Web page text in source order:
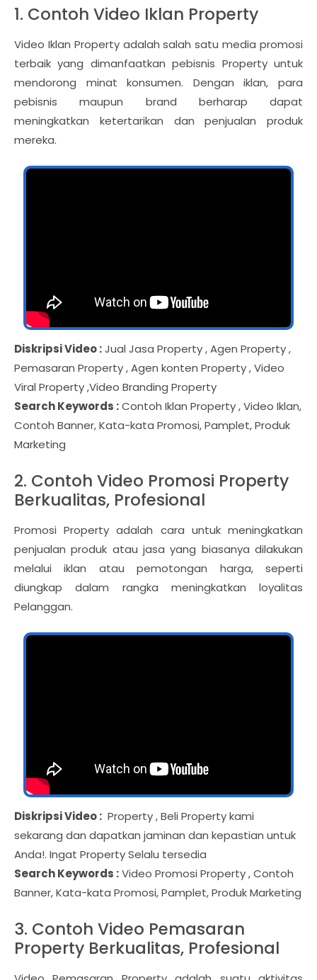
1. Contoh Video Iklan Property
Video Iklan Property adalah salah satu media promosi
terbaik yang dimanfaatkan pebisnis Property untuk
mendorong minat konsumen. Dengan iklan, para
pebisnis maupun brand berharap dapat
meningkatkan ketertarikan dan penjualan produk
mereka.
Diskripsi Video :Jual Jasa Property , Agen Property ,
Pemasaran Property , Agen konten Property , Video
Viral Property ,Video Branding Property
Search Keywords :Contoh Iklan Property , Video Iklan,
Contoh Banner, Kata-kata Promosi, Pamplet, Produk
Marketing
2. Contoh Video Promosi Property
Berkualitas, Profesional
Promosi Property adalah cara untuk meningkatkan
penjualan produk atau jasa yang biasanya dilakukan
melalui iklan atau pemotongan harga, seperti
diungkap dalam rangka meningkatkan loyalitas
Pelanggan.
Diskripsi Video : Property , Beli Property kami
sekarang dan dapatkan jaminan dan kepastian untuk
Anda!. Ingat Property Selalu tersedia
Search Keywords :Video Promosi Property , Contoh
Banner, Kata-kata Promosi, Pamplet, Produk Marketing
3. Contoh Video Pemasaran
Property Berkualitas, Profesional